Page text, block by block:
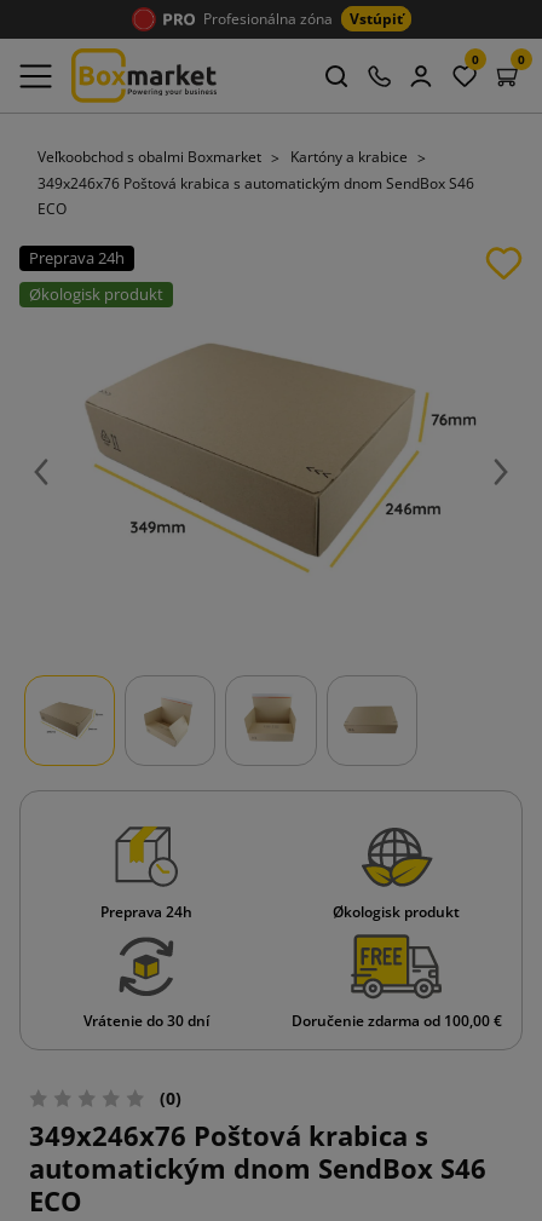
Profesionálna zóna Vstúpiť
0 0
Veľkoobchod s obalmi Boxmarket
Kartóny a krabice
349x246x76 Poštová krabica s automatickým dnom SendBox S46
ECO
Preprava 24h
Økologisk produkt
Späť Ďalej
Preprava 24h Økologisk produkt
Vrátenie do 30 dní Doručenie zdarma od 100,00 €
(0)
349x246x76 Poštová krabica s
automatickým dnom SendBox S46
ECO